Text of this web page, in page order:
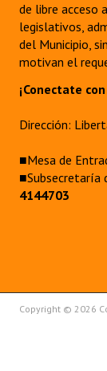
de libre acceso
legislativos,
del Municipio,
motivan el
¡Conectate
Dirección:
■Mesa de
■Subsecretaría
4144703
Copyright © 2026